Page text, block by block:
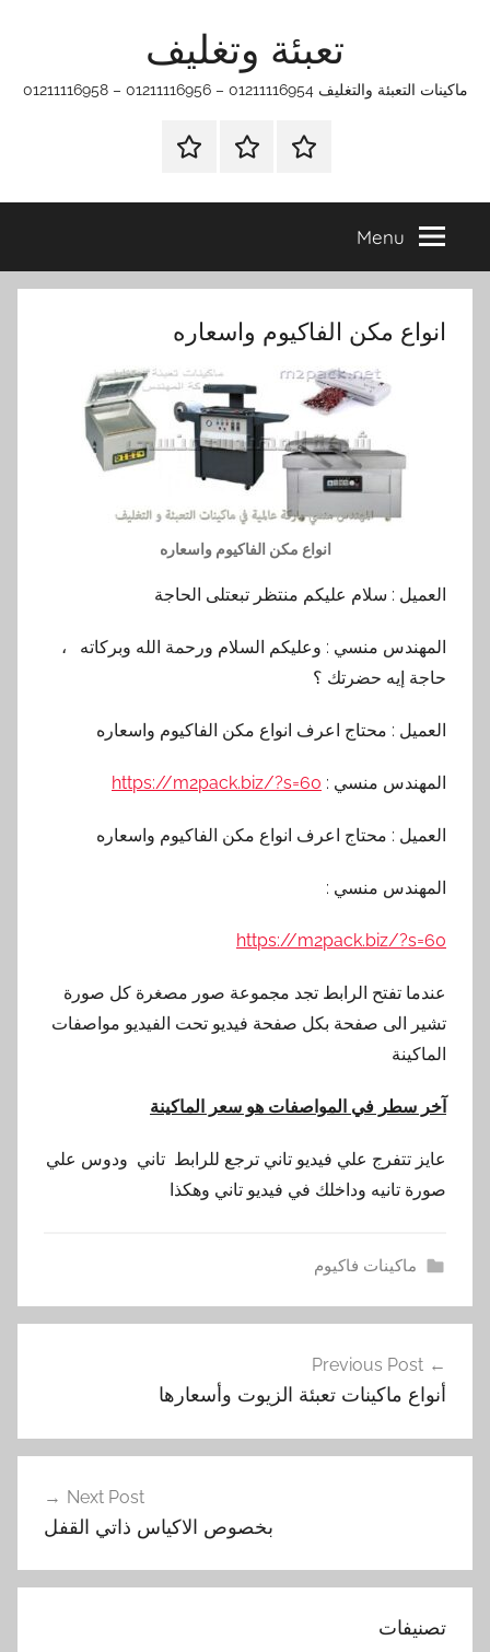
تعبئة وتغليف
ماكينات التعبئة والتغليف 01211116954 – 01211116956 – 01211116958
الرئيسيةماكينات
وتغليف
اتـصـل
في
التي
Menu
انواع مكن الفاكيوم واسعاره
انواع مكن الفاكيوم واسعاره
العميل : سلام عليكم منتظر تبعتلى الحاجة
المهندس منسي : وعليكم السلام ورحمة الله وبركاته ،
حاجة إيه حضرتك ؟
العميل : محتاج اعرف انواع مكن الفاكيوم واسعاره
المهندس منسي : https://m2pack.biz/?s=60
العميل : محتاج اعرف انواع مكن الفاكيوم واسعاره
المهندس منسي :
https://m2pack.biz/?s=60
عندما تفتح الرابط تجد مجموعة صور مصغرة كل صورة
تشير الى صفحة بكل صفحة فيديو تحت الفيديو مواصفات
الماكينة
آخر سطر في المواصفات هو سعر الماكينة
عايز تتفرج علي فيديو تاني ترجع للرابط تاني ودوس علي
صورة تانيه وداخلك في فيديو تاني وهكذا
ماكينات فاكيوم
ا
ف
ا
ك
و
المقالات
Previous Post
أنواع ماكينات تعبئة الزيوت وأسعارها
Next Post
بخصوص الاكياس ذاتي القفل
تصنيفات